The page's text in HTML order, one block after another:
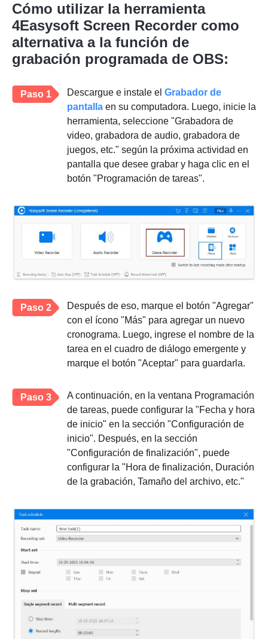
Cómo utilizar la herramienta
4Easysoft Screen Recorder como
alternativa a la función de
grabación programada de OBS:
Paso 1 Descargue e instale el Grabador de
pantalla en su computadora. Luego, inicie la
herramienta, seleccione "Grabadora de
video, grabadora de audio, grabadora de
juegos, etc." según la próxima actividad en
pantalla que desee grabar y haga clic en el
botón "Programación de tareas".
Paso 2
Después de eso, marque el botón "Agregar"
con el ícono "Más" para agregar un nuevo
cronograma. Luego, ingrese el nombre de la
tarea en el cuadro de diálogo emergente y
marque el botón "Aceptar" para guardarla.
Paso 3
A continuación, en la ventana Programación
de tareas, puede configurar la "Fecha y hora
de inicio" en la sección "Configuración de
inicio". Después, en la sección
"Configuración de finalización", puede
configurar la "Hora de finalización, Duración
de la grabación, Tamaño del archivo, etc."